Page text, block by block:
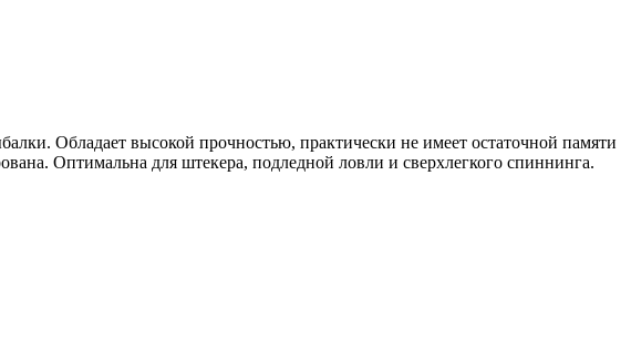
Обладает высокой прочностью, практически не имеет остаточной памяти
Оптимальна для штекера, подледной ловли и сверхлегкого спиннинга.